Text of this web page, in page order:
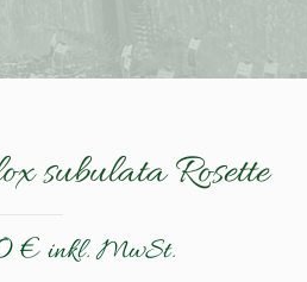
subulata Rosette
€ inkl. MwSt.